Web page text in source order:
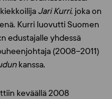
Jari Kurri, joka on
Kurri luovutti Suomen
edustajalle yhdessä
(2008–2011)
kanssa.
keväällä 2008